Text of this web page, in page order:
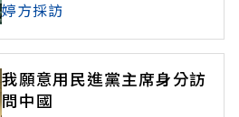
婷方採訪
我願意用民進黨主席身分訪
問中國